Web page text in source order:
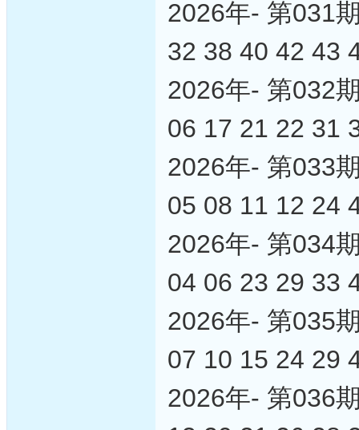
2026年- 第031
32 38 40 42 43
2026年- 第032
06 17 21 22 31
2026年- 第033
05 08 11 12 24
2026年- 第034
04 06 23 29 33
2026年- 第035
07 10 15 24 29
2026年- 第036